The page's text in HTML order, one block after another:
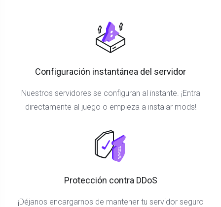
Configuración instantánea del servidor
Nuestros servidores se configuran al instante. ¡Entra
directamente al juego o empieza a instalar mods!
Protección contra DDoS
¡Déjanos encargarnos de mantener tu servidor seguro